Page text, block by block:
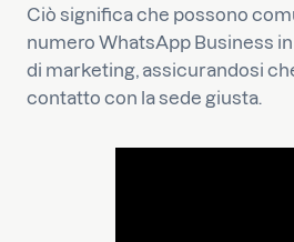
Ciò significa che possono
numero WhatsApp Business
di marketing, assicurandosi
contatto con la sede giusta.